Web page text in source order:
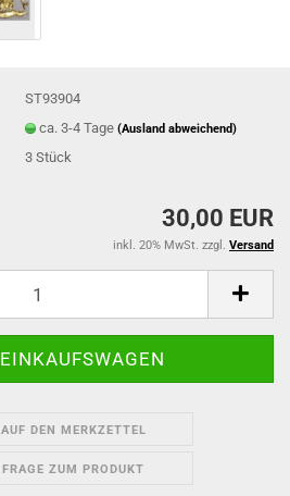
ST93904
ca. 3-4 Tage(Ausland abweichend)
3Stück
30,00 EUR
inkl. 20% MwSt. zzgl. Versand
AUF DEN MERKZETTEL
FRAGE ZUM PRODUKT